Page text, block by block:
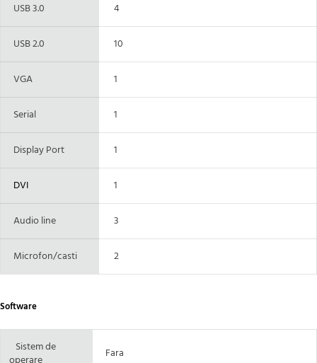
USB 3.0 4
USB 2.0 10
VGA 1
Serial 1
Display Port 1
DVI 1
Audio line 3
Microfon/casti 2
Software
Sistem de
Fara